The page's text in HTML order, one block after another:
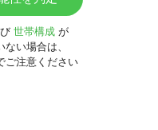
世帯構成 が
い場合は、
ご注意ください